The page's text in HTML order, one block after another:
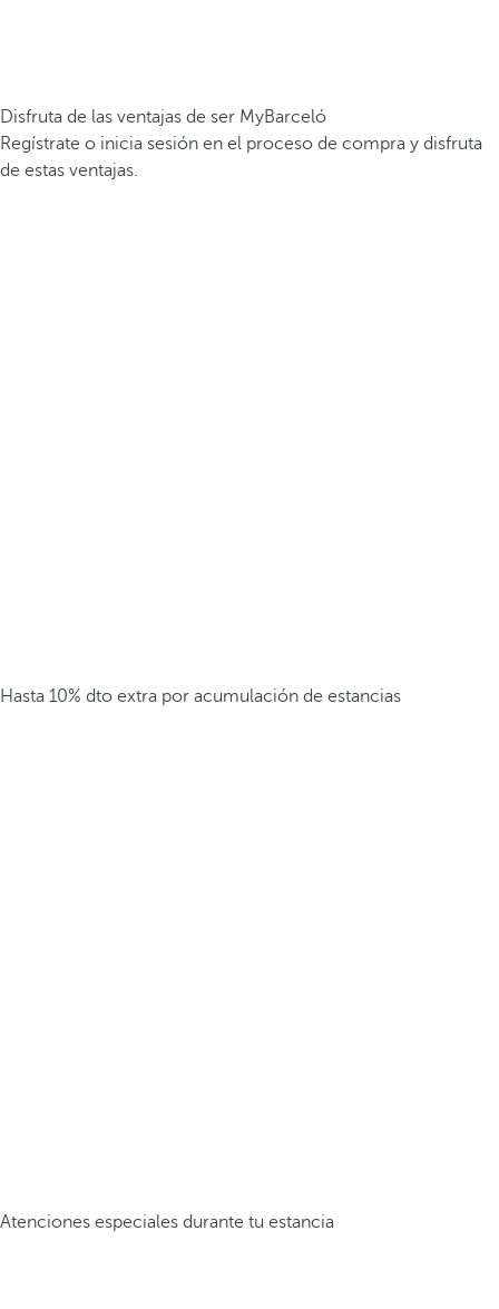
Disfruta de las ventajas de ser MyBarceló
Regístrate o inicia sesión en el proceso de compra y disfruta
de estas ventajas.
Hasta 10% dto extra por acumulación de estancias
Atenciones especiales durante tu estancia